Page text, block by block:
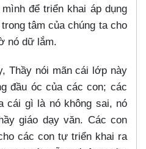
để triển khai áp dụng
tâm của chúng ta cho
nó dữ lắm.
Thầy nói mãn cái lớp này
đầu óc của các con; các
cái gì là nó không sai, nó
giáo dạy văn. Các con
các con tự triển khai ra